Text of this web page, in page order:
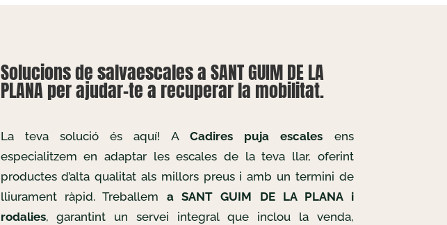
Solucions de salvaescales a SANT GUIM DE LA
PLANA per ajudar-te a recuperar la mobilitat.
La teva solució és aquí! A Cadires puja escales ens
especialitzem en adaptar les escales de la teva llar, oferint
productes d’alta qualitat als millors preus i amb un termini de
lliurament ràpid. Treballem a SANT GUIM DE LA PLANA i
rodalies, garantint un servei integral que inclou la venda,